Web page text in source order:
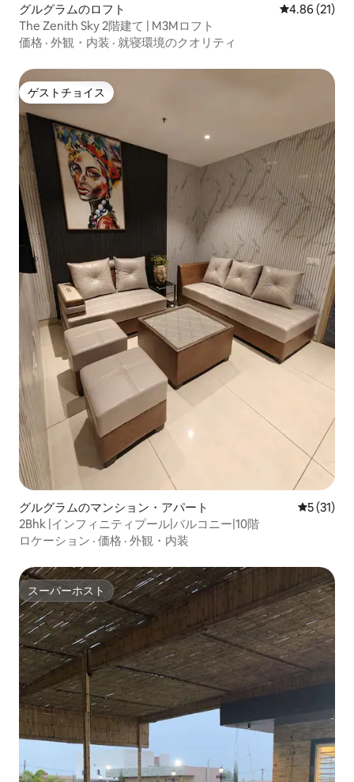
グルグラムのロフト レビュー21
4.86 (21)
The Zenith Sky 2階建て | M3Mロフト
価格 · 外観・内装 · 就寝環境のクオリティ
ゲストチョイス
ゲストチョイス
グルグラムのマンション・アパート レビュー
5 (31)
2Bhk |インフィニティプール|バルコニー|10階
ロケーション · 価格 · 外観・内装
スーパーホスト
スーパーホスト